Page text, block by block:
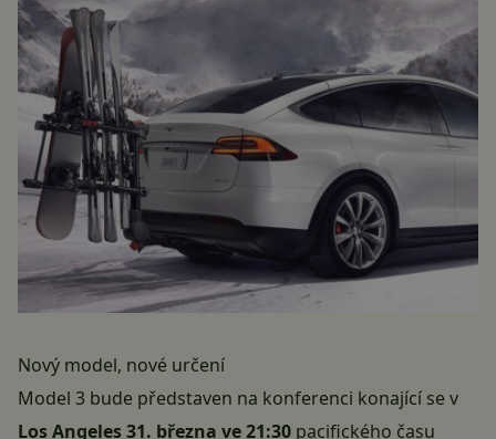
Nový model, nové určení
Model 3 bude představen na konferenci konající se v
Los Angeles 31. března ve 21:30 pacifického času